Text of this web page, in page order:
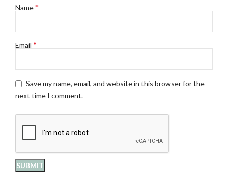
Name*
Email *
Save my name, email, and website in this browser for the
next time I comment.